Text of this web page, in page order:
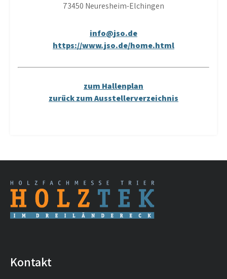
73450 Neuresheim-Elchingen
info@jso.de
https://www.jso.de/home.html
zum Hallenplan
zurück zum Ausstellerverzeichnis
Kontakt